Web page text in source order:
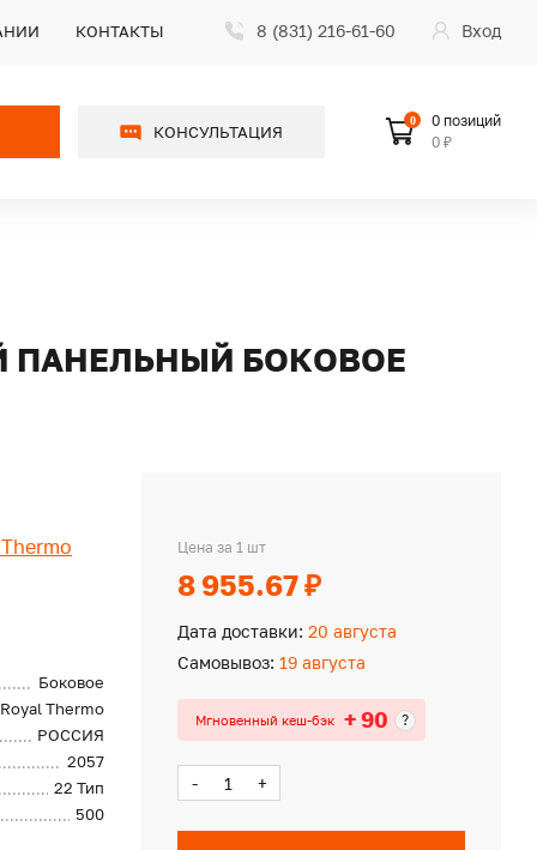
КОНТАКТЫ 8 (831) 216-61-60 Вход
КОНСУЛЬТАЦИЯ
0
0 позиций
0 ₽
ПАНЕЛЬНЫЙ БОКОВОЕ
Боковое
Royal Thermo
РОССИЯ
2057
22 Тип
500
Цена за 1 шт
8 955.67 ₽
Дата доставки: 20 августа
Самовывоз: 19 августа
Мгновенный кеш-бэк + 90 ?
- +